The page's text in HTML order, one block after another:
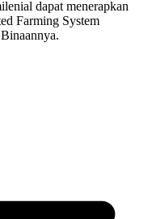
dapat menerapkan
Farming System